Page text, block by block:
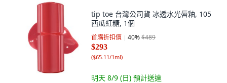
tip toe 台灣公司貨 冰透水光唇釉, 105
西瓜紅糖, 1個
首購折扣價 40%$489
$293
($65.11/1ml)
明天 8/9 (日) 預計送達